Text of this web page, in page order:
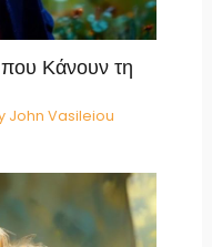
που Κάνουν τη
John Vasileiou